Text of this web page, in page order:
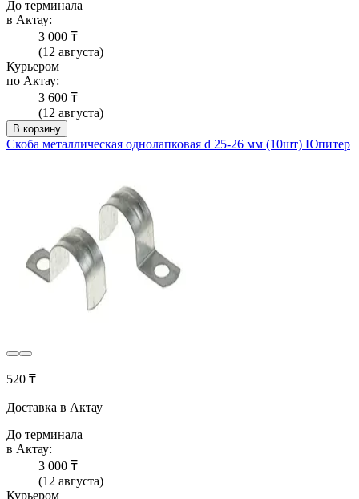
До терминала
в Актау:
3 000 ₸
(12 августа)
Курьером
по Актау:
3 600 ₸
(12 августа)
В корзину
Скоба металлическая однолапковая d 25-26 мм (10шт) Юпитер
520 ₸
Доставка в Актау
До терминала
в Актау:
3 000 ₸
(12 августа)
Курьером